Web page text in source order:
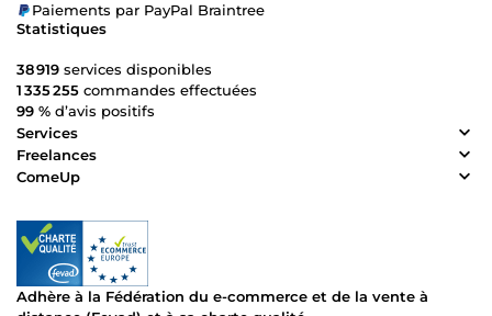
Paiements par PayPal Braintree
Statistiques
38 919 services disponibles
1 335 255 commandes effectuées
99 % d’avis positifs
Services
Freelances
ComeUp
Adhère à la Fédération du e-commerce et de la vente à